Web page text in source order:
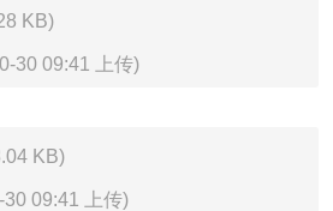
KB)
30 09:41 上传)
KB)
09:41 上传)